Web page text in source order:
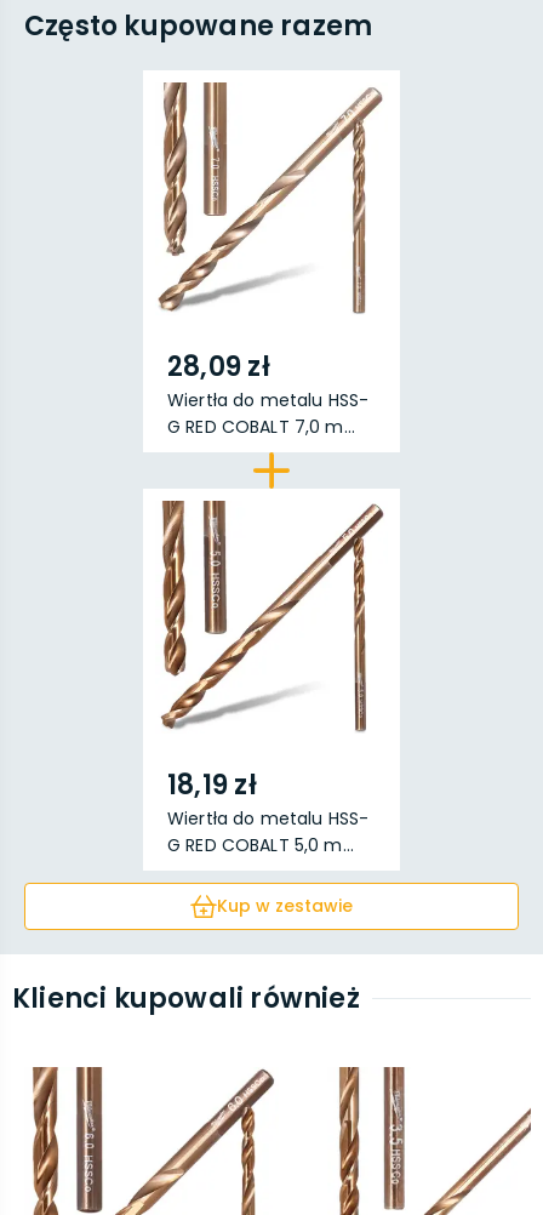
Często kupowane razem
28,09 zł
Wiertła do metalu HSS-
G RED COBALT 7,0 m...
18,19 zł
Wiertła do metalu HSS-
G RED COBALT 5,0 m...
Kup w zestawie
Klienci kupowali również